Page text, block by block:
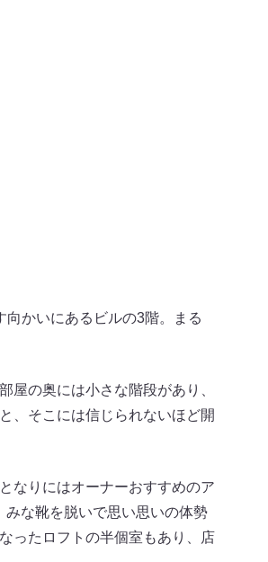
かいにあるビルの3階。まる
屋の奥には小さな階段があり、
、そこには信じられないほど開
なりにはオーナーおすすめのア
な靴を脱いで思い思いの体勢
ったロフトの半個室もあり、店